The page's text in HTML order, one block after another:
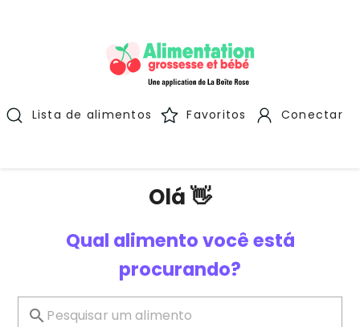
Lista de alimentos Favoritos Conectar
Olá 👋
Qual alimento você está
procurando?